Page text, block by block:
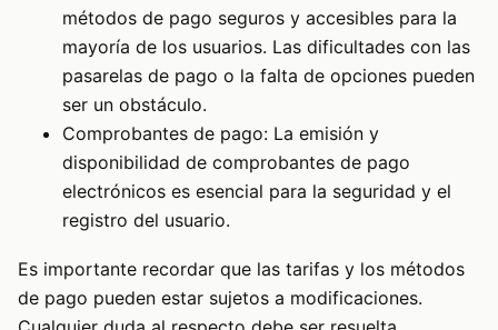
métodos de pago seguros y accesibles para la
mayoría de los usuarios. Las dificultades con las
pasarelas de pago o la falta de opciones pueden
ser un obstáculo.
Comprobantes de pago: La emisión y
disponibilidad de comprobantes de pago
electrónicos es esencial para la seguridad y el
registro del usuario.
Es importante recordar que las tarifas y los métodos
de pago pueden estar sujetos a modificaciones.